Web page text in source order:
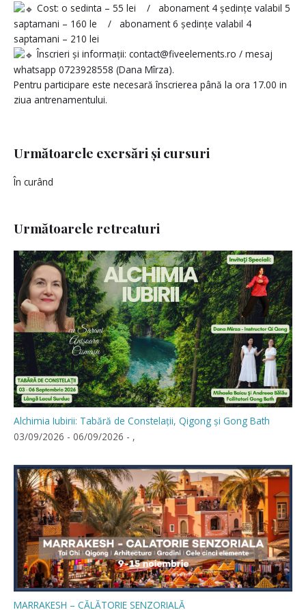
Cost: o sedinta – 55 lei / abonament 4 ședințe valabil 5
saptamani – 160 le / abonament 6 ședințe valabil 4
saptamani – 210 lei
Înscrieri și informații: contact@fiveelements.ro / mesaj
whatsapp 0723928558 (Dana Mîrza).
Pentru participare este necesară înscrierea până la ora 17.00 in
ziua antrenamentului.
Următoarele exersări și cursuri
În curând
Următoarele retreaturi
Alchimia Iubirii: Tabără de Constelații, Qigong și Gong Bath
03/09/2026 - 06/09/2026 - ,
MARRAKESH – CĂLĂTORIE SENZORIALĂ